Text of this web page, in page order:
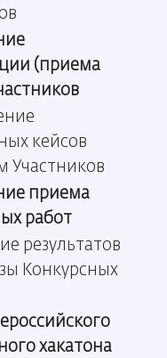
(приема
кейсов
Участников
приема
работ
результатов
Конкурсных
хакатона